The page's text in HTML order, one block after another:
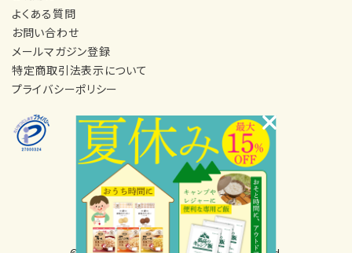
よくある質問
お問い合わせ
メールマガジン登録
特定商取引法表示について
プライバシーポリシー